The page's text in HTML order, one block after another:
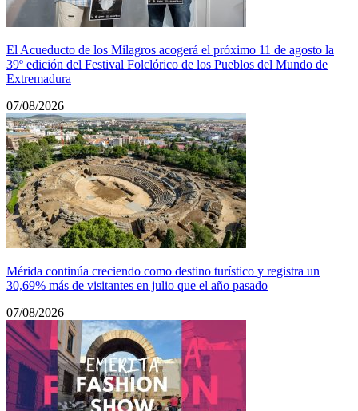
El Acueducto de los Milagros acogerá el próximo 11 de agosto la
39º edición del Festival Folclórico de los Pueblos del Mundo de
Extremadura
07/08/2026
Mérida continúa creciendo como destino turístico y registra un
30,69% más de visitantes en julio que el año pasado
07/08/2026